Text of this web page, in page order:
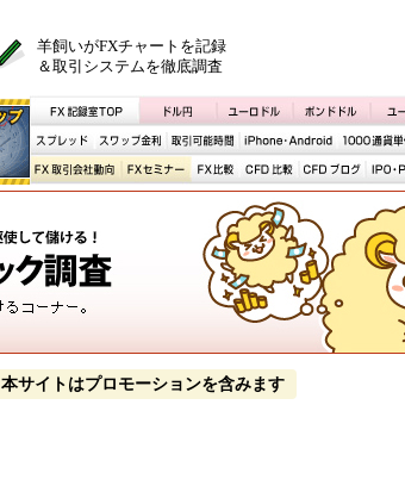
羊飼いがFXチャートを記録
＆取引システムを徹底調査
本サイトはプロモーションを含みます